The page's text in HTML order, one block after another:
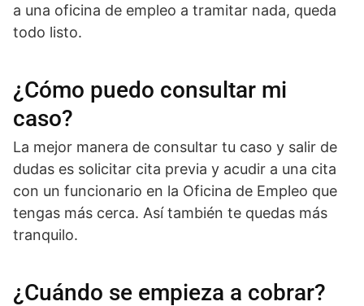
a una oficina de empleo a tramitar nada, queda
todo listo.
¿Cómo puedo consultar mi
caso?
La mejor manera de consultar tu caso y salir de
dudas es solicitar cita previa y acudir a una cita
con un funcionario en la Oficina de Empleo que
tengas más cerca. Así también te quedas más
tranquilo.
¿Cuándo se empieza a cobrar?